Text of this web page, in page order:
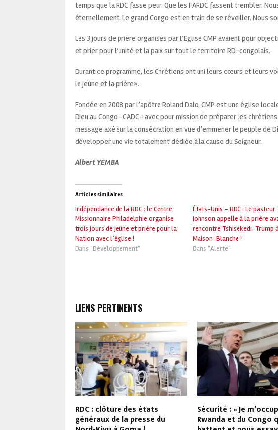
temps que la RDC fasse peur. Que les FARDC fassent trembler.
éternellement. Le grand Congo est en train de se réveiller. Nous
Les 3 jours de prière organisés par l’Eglise CMP avaient pour
et prier pour l’unité et la paix sur tout le territoire RD-congolais.
Durant ce programme, les Chrétiens ont uni leurs cœurs et leurs
le jeûne et la prière».
Fondée en 2008 par l’apôtre Roland Dalo, CMP est une église
Dieu au Congo -CADC- avec pour mission de préparer les
message axé sur la consécration en vue d’emmener le peuple de
développer une vie totalement dédiée à la cause du Seigneur.
Albert YEMBA
Articles similaires
Indépendance de la RDC : le Centre
Missionnaire Philadelphie organise
trois jours de jeûne et prière pour la
Nation avec l’église !
Dans "Développement"
États-Unis – RDC : Le pasteur
Johnson appelle à la prière
rencontre Tshisekedi–Trump
Maison-Blanche !
Dans "Alerte"
LIENS PERTINENTS
RDC : clôture des états
généraux de la presse du
Sécurité : « Je
Rwanda et du Congo